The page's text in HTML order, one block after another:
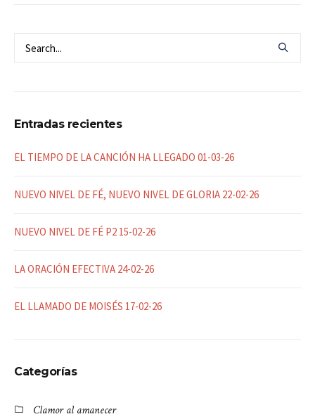
Entradas recientes
EL TIEMPO DE LA CANCIÓN HA LLEGADO 01-03-26
NUEVO NIVEL DE FÉ, NUEVO NIVEL DE GLORIA 22-02-26
NUEVO NIVEL DE FÉ P2 15-02-26
LA ORACIÓN EFECTIVA 24-02-26
EL LLAMADO DE MOISÉS 17-02-26
Categorías
Clamor al amanecer